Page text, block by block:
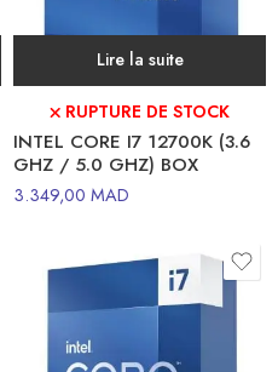
Lire la suite
⛌ RUPTURE DE STOCK
INTEL CORE I7 12700K (3.6
GHZ / 5.0 GHZ) BOX
3.349,00 MAD